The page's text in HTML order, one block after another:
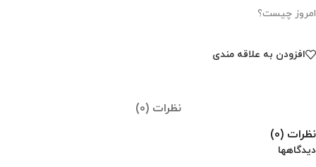
امروز چیست؟
افزودن به علاقه مندی
نظرات (0)
نظرات (0)
دیدگاهها